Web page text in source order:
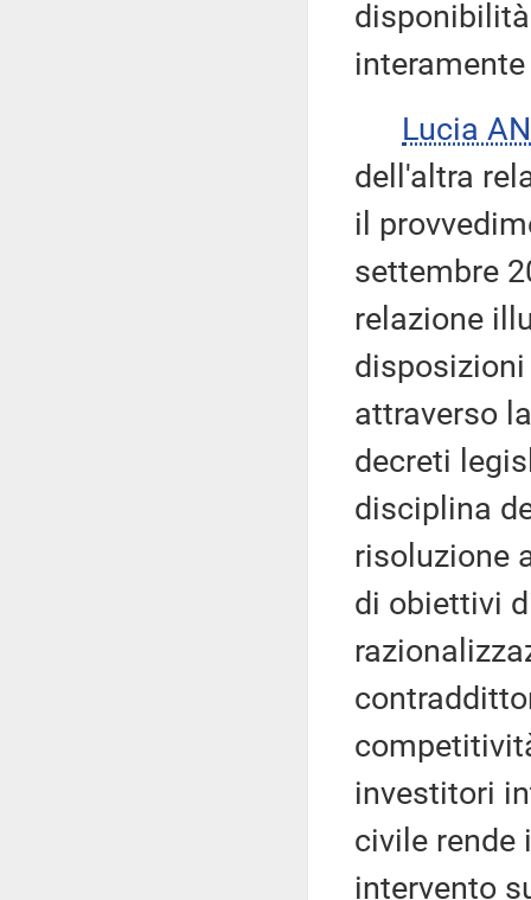
Lucia
dell'altra
il
settembre
relazione
attraverso
decreti
disciplina
risoluzione
di obiettivi
investitori
civile rende
intervento